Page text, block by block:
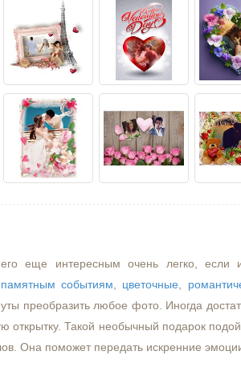
еще интересным очень легко, если
событиям цветочные
преобразить любое фото. Иногда
Такой необычный подарок
Она поможет передать искренние